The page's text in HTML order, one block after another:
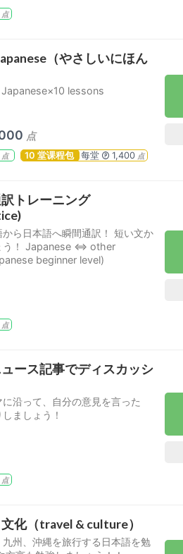
（やさしいにほん
lessons
点
10 堂课程包 每堂 1,400点
訳トレーニング
ら日本語へ瞬間通訳！ 短い文か
う！ Japanese ⇔ other
beginner level)
ュース記事でディスカッシ
沿って、自分の意見を言った
ましょう！
化（travel & culture）
州、沖縄を旅行する日本語を勉